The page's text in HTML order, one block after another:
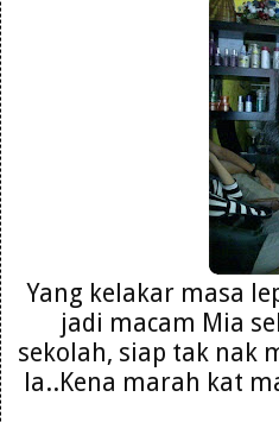
Yang kelakar masa
jadi macam Mia
sekolah, siap tak nak
la..Kena marah kat